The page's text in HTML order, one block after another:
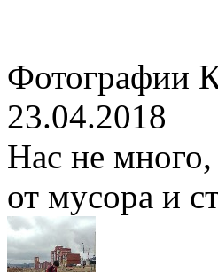
Фотографии
23.04.2018
Нас не
от мусора и